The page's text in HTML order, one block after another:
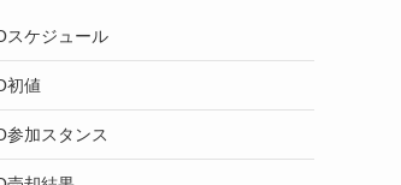
スケジュール
初値
参加スタンス